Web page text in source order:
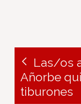
Las/os
Añorbe
tiburones